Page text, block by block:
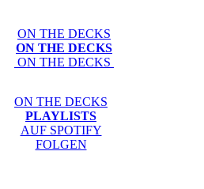
ON THE DECKS
ON THE DECKS
ON THE DECKS
ON THE DECKS
PLAYLISTS
AUF SPOTIFY
FOLGEN